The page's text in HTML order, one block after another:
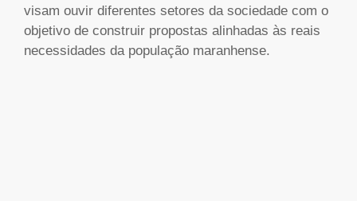
visam ouvir diferentes setores da sociedade com o
objetivo de construir propostas alinhadas às reais
necessidades da população maranhense.